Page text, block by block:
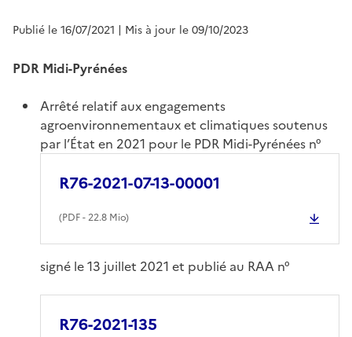
Publié le 16/07/2021 | Mis à jour le 09/10/2023
PDR Midi-Pyrénées
Arrêté relatif aux engagements
agroenvironnementaux et climatiques soutenus
par l’État en 2021 pour le PDR Midi-Pyrénées n°
R76-2021-07-13-00001
(PDF- 22.8 Mio)
signé le 13 juillet 2021 et publié au RAA n°
R76-2021-135